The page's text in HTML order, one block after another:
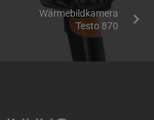
Wärmebildkamera
Testo 870